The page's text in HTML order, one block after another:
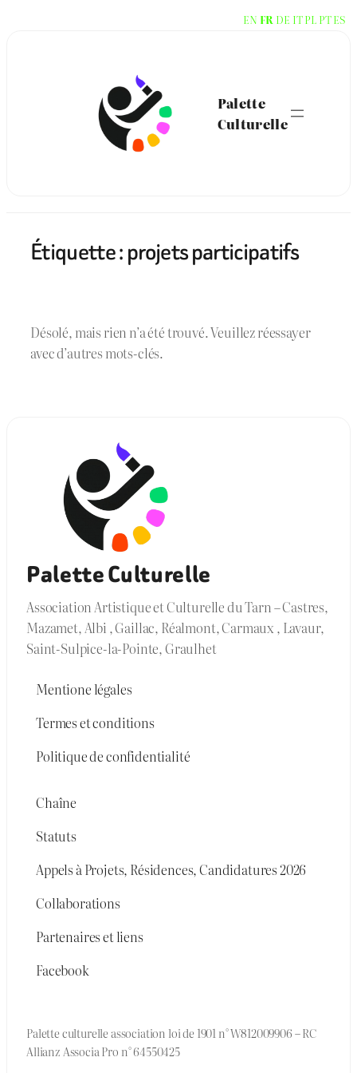
Palette
Culturelle
Étiquette :projets participatifs
Désolé, mais rien n’a été trouvé. Veuillez réessayer
avec d’autres mots-clés.
Palette Culturelle
Association Artistique et Culturelle du Tarn – Castres,
Mazamet, Albi , Gaillac, Réalmont, Carmaux , Lavaur,
Saint-Sulpice-la-Pointe, Graulhet
Mentione légales
Termes et conditions
Politique de confidentialité
Chaîne
Statuts
Appels à Projets, Résidences, Candidatures 2026
Collaborations
Partenaires et liens
Facebook
Palette culturelle association loi de 1901 n° W812009906 – RC
Allianz Associa Pro n° 64550425
EN FR DE ITPL PTES